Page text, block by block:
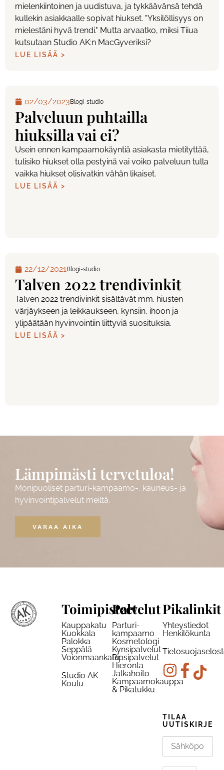
mielenkiintoinen ja uudistuva, ja tykkäävänsä tehdä
kullekin asiakkaalle sopivat hiukset. "Yksilöllisyys on
mielestäni hyvä trendi." Mutta arvaatko, miksi Tiiua
kutsutaan Studio AK:n MacGyveriksi?
LUE LISÄÄ >
02/03/2023 Blogi-studio
Palveluun puhtailla
hiuksilla vai ei?
Usein ennen kampaamokäyntiä asiakasta mietityttää,
tulisiko hiukset olla pestyinä vai voiko palveluun tulla
vaikka hiukset olisivatkin vähän likaiset.
LUE LISÄÄ >
22/12/2021Blogi-studio
Talven 2022 trendivinkit
Talven 2022 trendivinkit sisältävät mm. hiusten
värjäykseen ja leikkaukseen, kynsiin, ihoon ja
ylipäätään hyvinvointiin liittyviä suosituksia.
LUE LISÄÄ >
Lämpimästi tervetuloa!
Monipuoliset parturi-kampaamo-, kauneus- ja
hyvinvointipalvelut meiltä.
VARAA AIKA
Toimipisteet
Kauppakatu
Kuokkala
Palokka
Seppälä
Voionmaankatu
Studio AK
Koulu
Palvelut
Parturi-
kampaamo
Kosmetologi
Kynsipalvelut
Ripsipalvelut
Hieronta
Jalkahoito
Kampaamokauppa
& Pikatukku
Pikalinkit
Yhteystiedot
Henkilökunta
TILAA
UUTISKIRJE